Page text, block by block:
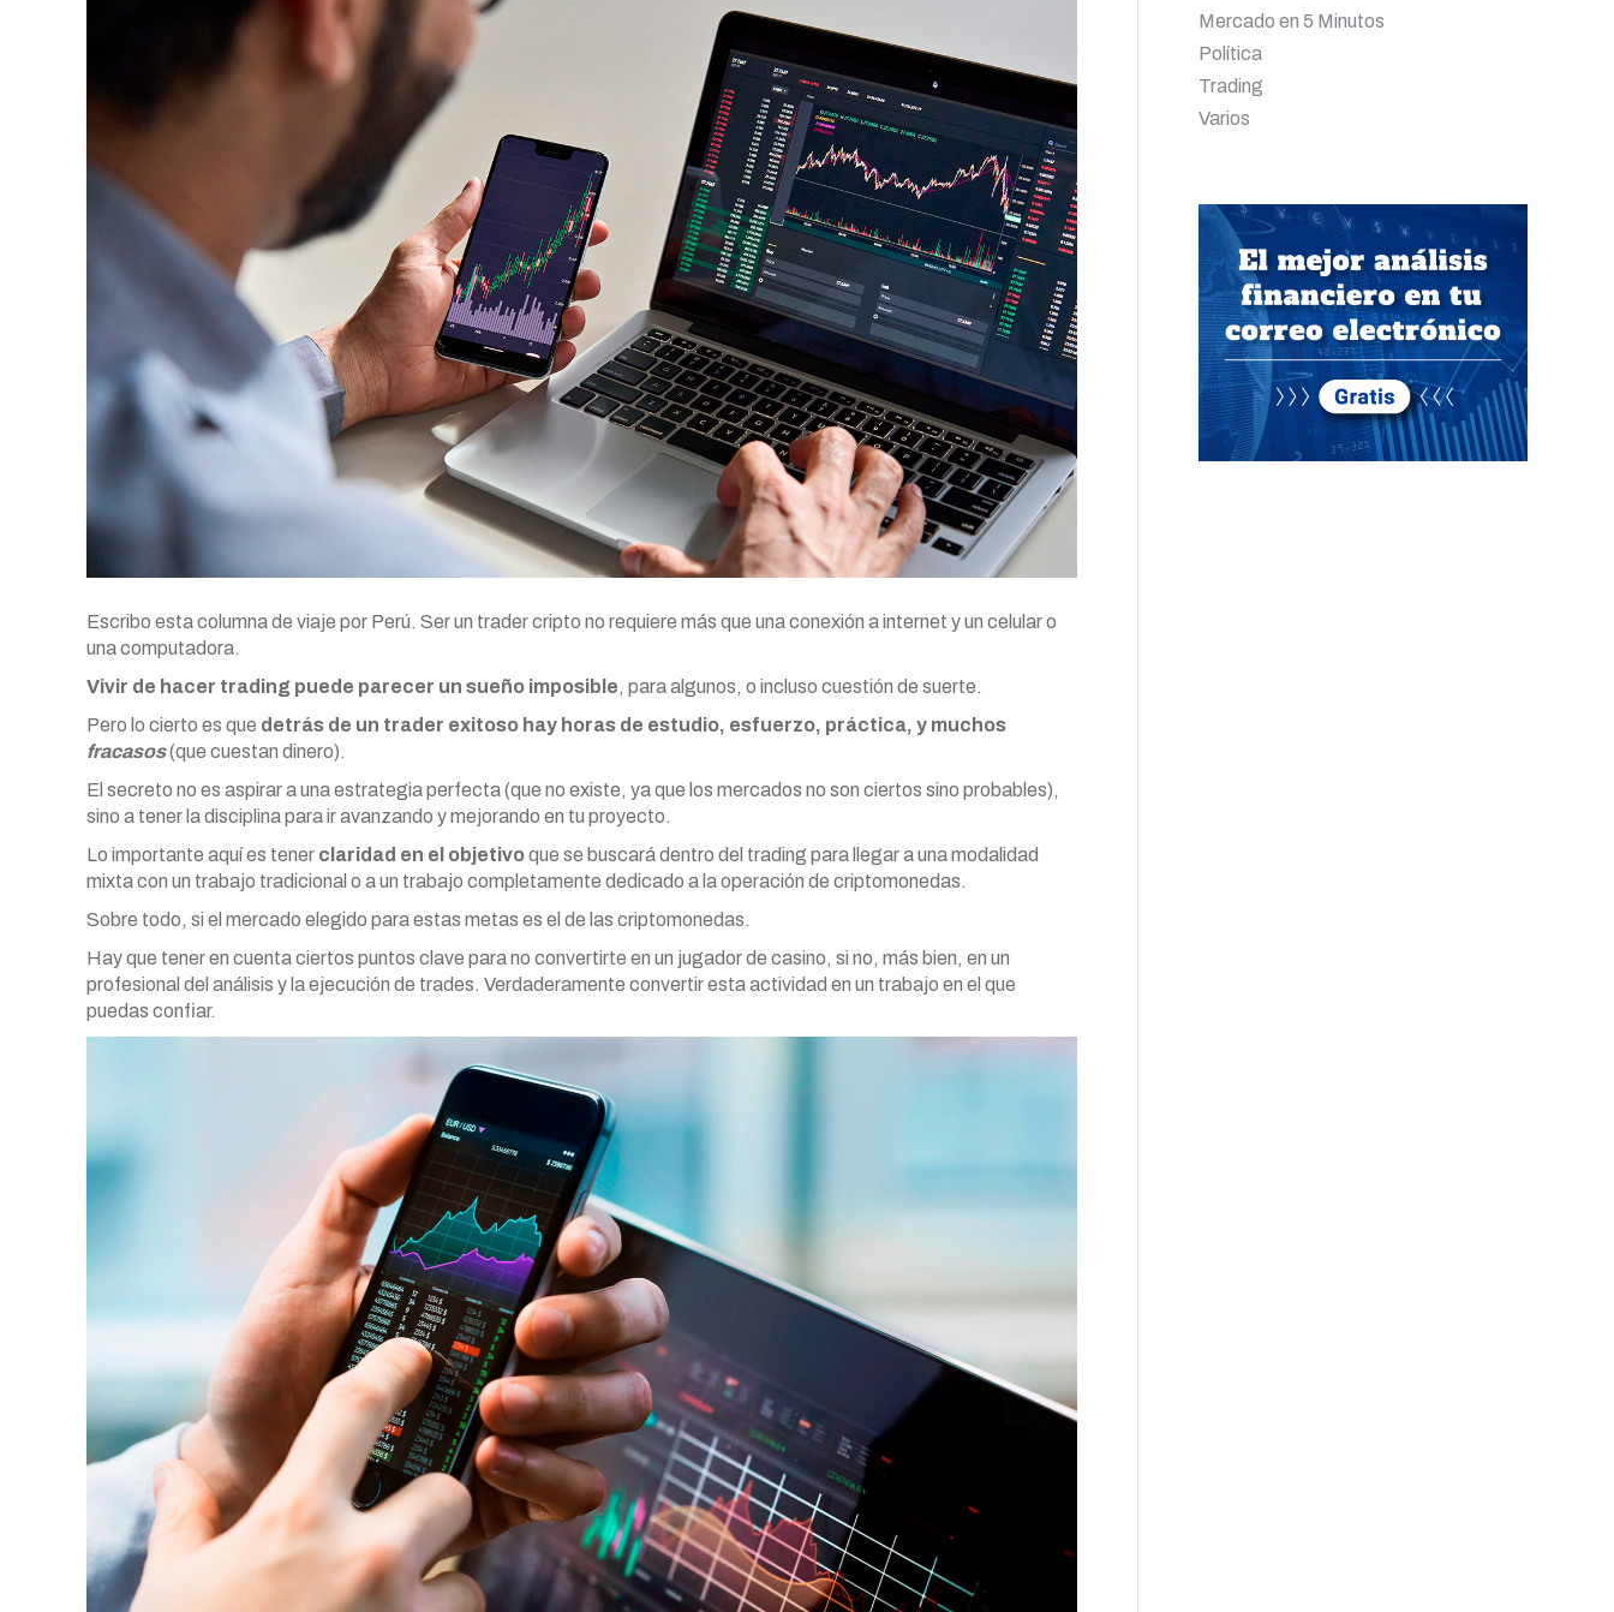
Escribo esta columna de viaje por Perú. Ser un trader cripto no requiere más que una conexión a internet y un celular o
una computadora.
Vivir de hacer trading puede parecer un sueño imposible, para algunos, o incluso cuestión de suerte.
Pero lo cierto es que detrás de un trader exitoso hay horas de estudio, esfuerzo, práctica, y muchos
fracasos(que cuestan dinero).
El secreto no es aspirar a una estrategia perfecta (que no existe, ya que los mercados no son ciertos sino probables),
sino a tener la disciplina para ir avanzando y mejorando en tu proyecto.
Lo importante aquí es tener claridad en el objetivoque se buscará dentro del trading para llegar a una modalidad
mixta con un trabajo tradicional o a un trabajo completamente dedicado a la operación de criptomonedas.
Sobre todo, si el mercado elegido para estas metas es el de las criptomonedas.
Hay que tener en cuenta ciertos puntos clave para no convertirte en un jugador de casino, si no, más bien, en un
profesional del análisis y la ejecución de trades. Verdaderamente convertir esta actividad en un trabajo en el que
puedas confiar.
Mercado en 5 Minutos
Política
Trading
Varios